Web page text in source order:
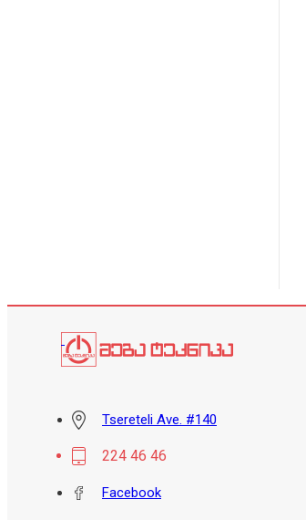
Tsereteli Ave. #140
224 46 46
Facebook